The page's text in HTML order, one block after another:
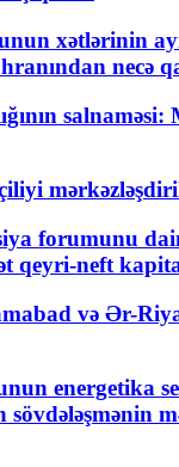
xətlərinin
necə
salnaməsi:
forumunu
qeyri-neft
və Ər-
energetika
sövdələşmənin